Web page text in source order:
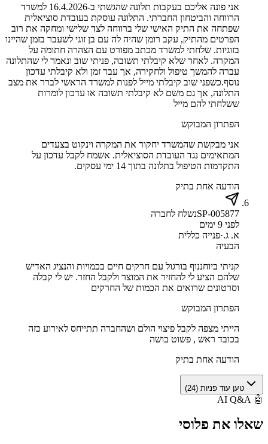
אני פונה אליכם בעקבות תלונה שהגשתי ב-16.4.2026 למשרד
הרווחה והביטחון החברתי. התלונה עוסקת בעובדת סוציאלית
שפתחה את התיק האישי שלי ברווחה לצד שלישי ומחקה את רוב
הפרטים מהתיק, עקב רומן שהיה לה עם בן זוגי לשעבר בזמן שהיינו
בזוגיות. שלחתי למשרד מכתב מפורט עם הצהרה חתומה על
המקרה. לאחר שלא קיבלתי תשובה, פניתי שוב ונאמר לי שהתלונה
עברה להמשך טיפול ולחקירה, אך עבר זמן ולא קיבלתי עדכון
נוסף.כשפני שוב קיבלתי מייל לפנות למשרד הראשי לברר את מצב
התלונה, אך גם משם לא קיבלתי תשובה או עדכון לומרות
ששלחתי להם מייל
הפתרון המבוקש
אני מבקשת שהמשרד יחקור את המקרה וינקוט בצעדים
המתאימים נגד העובדת הסוציאלית. אשמח לקבל עדכון על
התקדמות הטיפול בתלונה בתוך 14 ימי עסקים.
הודעה אחת בתיק
SP-005877נשלח לחברה
לפני 9 ימים
א. ג.·פנייה כללית
הבעיה
קניתי ביוחננוף בורגול עם חרקים חיים בכמויות והנציג האדיש
שלהם הציע לי להחזיר את המוצר ולקבל החזר. יש לי קבלה
וסרטונים שרואים את הכמות של החרקים
הפתרון המבוקש
הייתי מצפה לקבל פיצוי הולם ושהחברה תתייחס לאירוע כזה
בכובד ראש , פשוט בושה
הודעה אחת בתיק
טען עוד פניות (24
)
🤖
AI Q&A
שאלו את פלוסי